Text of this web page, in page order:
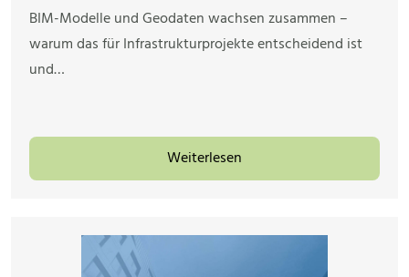
BIM-Modelle und Geodaten wachsen zusammen –
warum das für Infrastrukturprojekte entscheidend ist
und…
Weiterlesen